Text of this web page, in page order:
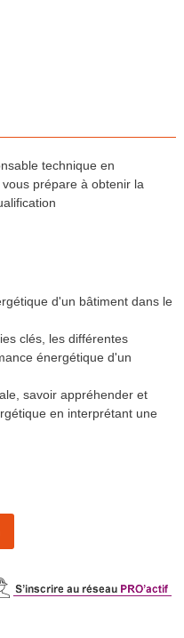
technique en
prépare à obtenir la
d'un bâtiment dans le
clés, les différentes
énergétique d'un
savoir appréhender et
en interprétant une